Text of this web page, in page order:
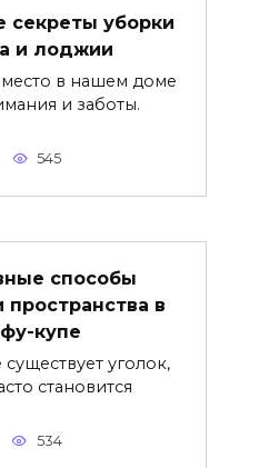
секреты уборки
и лоджии
в нашем доме
и заботы.
545
способы
пространства в
купе
уголок,
становится
534